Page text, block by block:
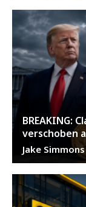
BREAKING:
verschoben
Jake Simmons